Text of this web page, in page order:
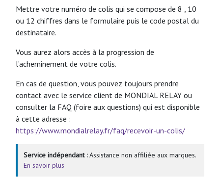
Mettre votre numéro de colis qui se compose de 8 , 10
ou 12 chiffres dans le formulaire puis le code postal du
destinataire.
Vous aurez alors accès à la progression de
l’acheminement de votre colis.
En cas de question, vous pouvez toujours prendre
contact avec le service client de MONDIAL RELAY ou
consulter la FAQ (foire aux questions) qui est disponible
à cette adresse :
https://www.mondialrelay.fr/faq/recevoir-un-colis/
Service indépendant :Assistance non affiliée aux marques.
En savoir plus